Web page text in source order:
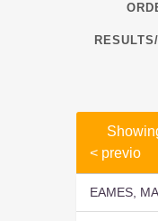
< previo
EAMES,